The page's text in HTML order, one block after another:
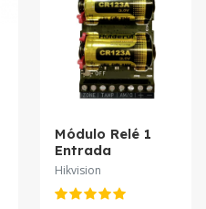
Módulo Relé 1
Entrada
Inalámbrico
I1-WB Hikvision
Hikvision